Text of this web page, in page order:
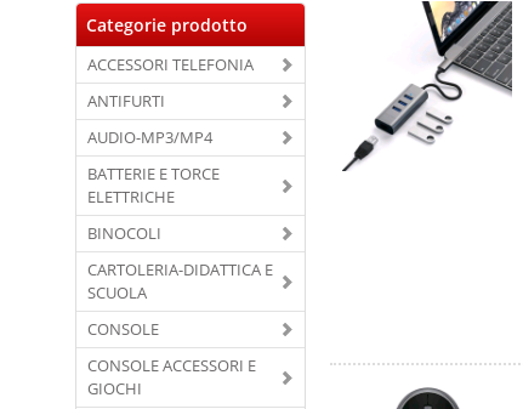
Categorie prodotto
ACCESSORI TELEFONIA
ANTIFURTI
AUDIO-MP3/MP4
BATTERIE E TORCE
ELETTRICHE
BINOCOLI
CARTOLERIA-DIDATTICA E
SCUOLA
CONSOLE
CONSOLE ACCESSORI E
GIOCHI